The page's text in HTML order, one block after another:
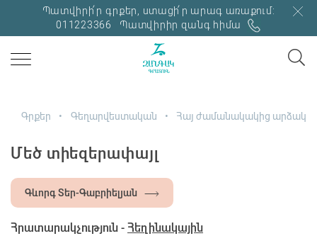
Պատվիրի՛ր գրքեր, ստացի՛ր արագ առաքում:
011223366
Պատվիրիր զանգ հիմա
Գրքեր Գեղարվեստական Հայ ժամանակակից արձակ
Մեծ տիեզերափայլ
Գևորգ Տեր-Գաբրիելյան
Հրատարակչություն - Հեղինակային